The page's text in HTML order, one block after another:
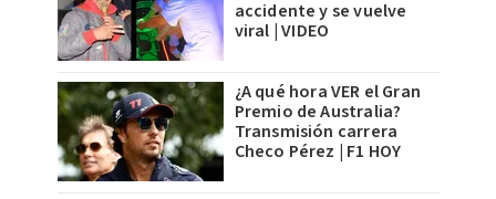
accidente y se vuelve
viral | VIDEO
¿A qué hora VER el Gran
Premio de Australia?
Transmisión carrera
Checo Pérez | F1 HOY